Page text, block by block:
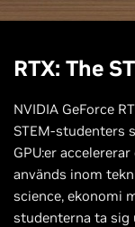
för att
med
du
för
RTX: The
NVIDIA GeForce
STEM-studenters
GPU:er
används inom
science, ekonomi
studenterna ta sig